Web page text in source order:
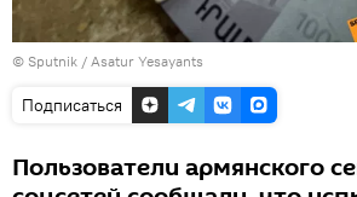
© Sputnik / Asatur Yesayants
Подписаться
Пользователи армянского